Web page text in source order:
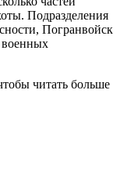
Подразделения
Погранвойск
читать больше